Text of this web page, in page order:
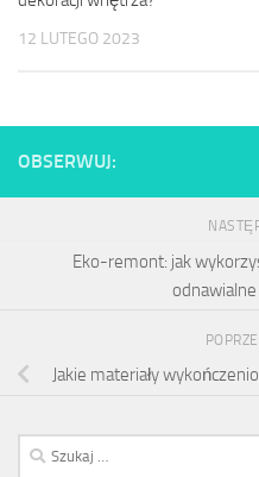
12 LUTEGO 2023
OBSERWUJ:
Eko-remont: jak
odnawialne
Jakie materiały
Szukaj: